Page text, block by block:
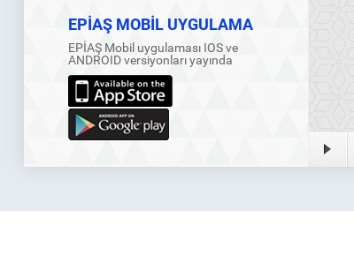
EPİAŞ MOBİL UYGULAMA
EPİAŞ Mobil uygulaması IOS ve
ANDROID versiyonları yayında